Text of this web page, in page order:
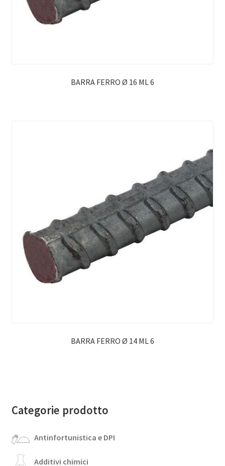
BARRA FERRO Ø 16 ML 6
BARRA FERRO Ø 14 ML 6
Categorie prodotto
Antinfortunistica e DPI
Additivi chimici